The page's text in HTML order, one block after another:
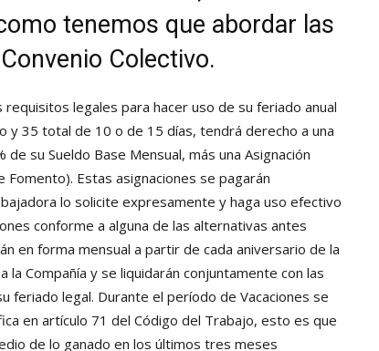
Collahuasi
tenemos que abordar las
Colectivo.
legales para hacer uso de su feriado anual
y 35 total de 10 o de 15 días, tendrá derecho a una
su Sueldo Base Mensual, más una Asignación
Fomento). Estas asignaciones se pagarán
lo solicite expresamente y haga uso efectivo
conforme a alguna de las alternativas antes
en forma mensual a partir de cada aniversario de la
Compañía y se liquidarán conjuntamente con las
feriado legal. Durante el período de Vacaciones se
en artículo 71 del Código del Trabajo, esto es que
de lo ganado en los últimos tres meses